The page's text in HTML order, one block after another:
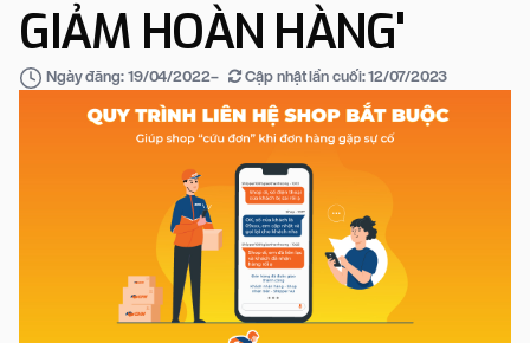
GIẢM HOÀN HÀNG'
Ngày đăng: 19/04/2022– Cập nhật lần cuối:12/07/2023